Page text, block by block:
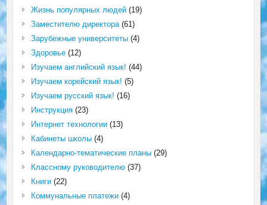
Жизнь популярных людей(19)
Заместителю директора(61)
Зарубежные университеты(4)
Здоровье(12)
Изучаем английский язык! (44)
Изучаем корейский язык! (5)
Изучаем русский язык! (16)
Инструкция(23)
Интернет технологии(13)
Кабинеты школы(4)
Календарно-тематические планы(29)
Классному руководителю(37)
Книги(22)
Коммунальные платежи(4)